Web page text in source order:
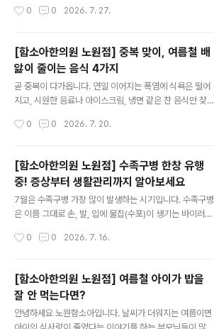
됩니다. 평일(월화목금) 10-18시(점심시간 12:30~14:0
0 0 2026. 7. 27.
[함소아한의원 노원점] 중복 맞이, 여름철 배
앓이 줄이는 음식 4가지
곧 중복이 다가옵니다. 연일 이어지는 폭염에 식욕은 떨어
지고, 시원한 음료나 아이스크림, 냉면 같은 찬 음식만 찾게
사용 시간이 길어지면 속이 불편하거나 배앓이, 설사 등 위
위장 기능이 예민해 여름철 작은 식습관 변화에도 쉽게 영
향을 받을 수 있습니다. 더운 날씨에도 속을 편안하게 유지
하고 건강한 여름을 보내기 위해 도움이 될 수 있는 음식들
을 소개합니다. 1. 따뜻한 성질의 대표 보양식! 닭고기 중복
하면 가장 먼저 떠오르는 음식이 바로 삼계탕입니다. 닭고
대표적인 여름 보양식입니다. 한의학에서는 여름철에는 땀
0 0 2026. 7. 20.
[함소아한의원 노원점] 수족구병 한창 유행
중! 증상부터 생활관리까지 알아보세요
7월은 수족구병 가장 많이 발생하는 시기입니다. 수족구병
은 이름 그대로 손, 발, 입에 물집(수포)이 생기는 바이러스
생합니다. 어린이집이나 유치원처럼 단체생활을 하는 아이
는 질환이기도 합니다. 최근에는 한 계절에 두세 번 반복해
서 수족구병을 앓는 아이들도 적지 않은데요. 오늘은 수족
구병의 원인과 증상, 헤르판지나와의 차이점, 그리고 생활
관리 방법까지 자세히 알아보겠습니다.수족구병은 장바이
0 0 2026. 7. 16.
[함소아한의원 노원점] 여름철 아이가 밥을
잘 안 먹는다면?
안녕하세요 노원함소아입니다. 날씨가 더워지는 여름이면